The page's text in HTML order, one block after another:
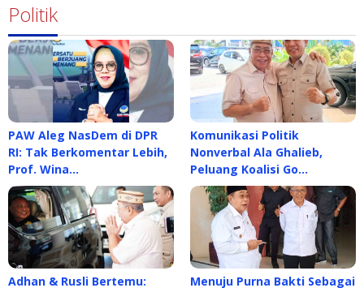
Politik
PAW Aleg NasDem di DPR
RI: Tak Berkomentar Lebih,
Prof. Wina…
Komunikasi Politik
Nonverbal Ala Ghalieb,
Peluang Koalisi Go…
Adhan & Rusli Bertemu: Menuju Purna Bakti Sebagai